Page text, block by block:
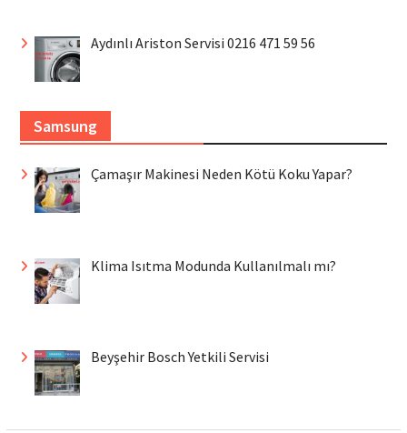
Aydınlı Ariston Servisi 0216 471 59 56
Samsung
Çamaşır Makinesi Neden Kötü Koku Yapar?
Klima Isıtma Modunda Kullanılmalı mı?
Beyşehir Bosch Yetkili Servisi